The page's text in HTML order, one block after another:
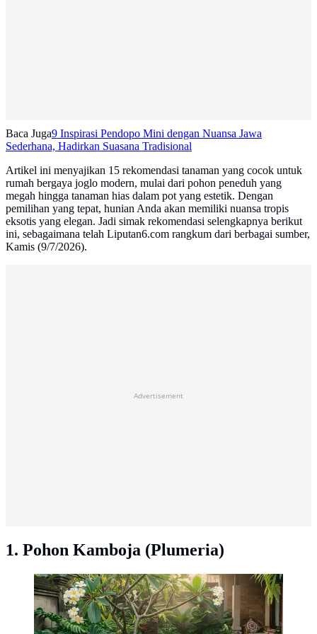
Baca Juga9 Inspirasi Pendopo Mini dengan Nuansa Jawa
Sederhana, Hadirkan Suasana Tradisional
Artikel ini menyajikan 15 rekomendasi tanaman yang cocok untuk
rumah bergaya joglo modern, mulai dari pohon peneduh yang
megah hingga tanaman hias dalam pot yang estetik. Dengan
pemilihan yang tepat, hunian Anda akan memiliki nuansa tropis
eksotis yang elegan. Jadi simak rekomendasi selengkapnya berikut
ini, sebagaimana telah Liputan6.com rangkum dari berbagai sumber,
Kamis (9/7/2026).
Advertisement
1. Pohon Kamboja (Plumeria)
Pilihan Pohon Kamboja untuk Rumah Tropis yang
Adem. (Foto: AI)